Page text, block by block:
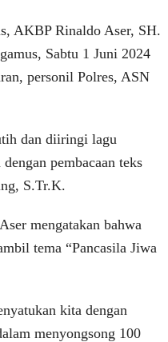
AKBP Rinaldo Aser, SH.
Sabtu 1 Juni 2024
personil Polres, ASN
dan diiringi lagu
pembacaan teks
S.Tr.K.
mengatakan bahwa
tema “Pancasila Jiwa
kita dengan
menyongsong 100